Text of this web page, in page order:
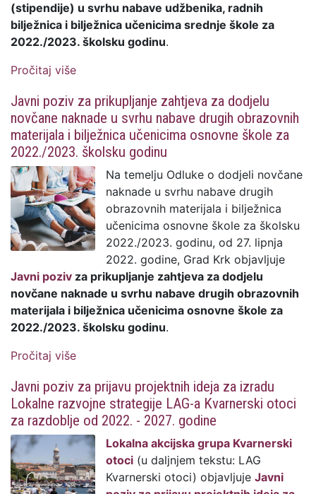
(stipendije) u svrhu nabave udžbenika, radnih
bilježnica i bilježnica učenicima srednje škole za
2022./2023. školsku godinu.
Pročitaj više
svrhu nabave udžbenika, radnih bilježnica i
bilježnica učenicima srednje škole za
2022./2023. školsku godinu
Javni poziv za prikupljanje zahtjeva za dodjelu
novčane naknade u svrhu nabave drugih obrazovnih
materijala i bilježnica učenicima osnovne škole za
2022./2023. školsku godinu
Na temelju Odluke o dodjeli novčane
naknade u svrhu nabave drugih
obrazovnih materijala i bilježnica
učenicima osnovne škole za školsku
2022./2023. godinu, od 27. lipnja
2022. godine, Grad Krk objavljuje
Javni poziv za prikupljanje zahtjeva za dodjelu
novčane naknade u svrhu nabave drugih obrazovnih
materijala i bilježnica učenicima osnovne škole za
2022./2023. školsku godinu.
Pročitaj više
drugih obrazovnih materijala i bilježnica
učenicima osnovne škole za 2022./2023.
školsku godinu
Javni poziv za prijavu projektnih ideja za izradu
Lokalne razvojne strategije LAG-a Kvarnerski otoci
za razdoblje od 2022. - 2027. godine
Lokalna akcijska grupa Kvarnerski
otoci (u daljnjem tekstu: LAG
Kvarnerski otoci) objavljuje Javni